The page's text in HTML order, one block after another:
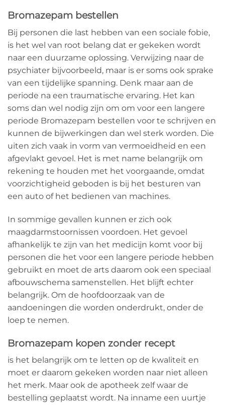
Bromazepam bestellen
Bij personen die last hebben van een sociale fobie,
is het wel van root belang dat er gekeken wordt
naar een duurzame oplossing. Verwijzing naar de
psychiater bijvoorbeeld, maar is er soms ook sprake
van een tijdelijke spanning. Denk maar aan de
periode na een traumatische ervaring. Het kan
soms dan wel nodig zijn om om voor een langere
periode Bromazepam bestellen voor te schrijven en
kunnen de bijwerkingen dan wel sterk worden. Die
uiten zich vaak in vorm van vermoeidheid en een
afgevlakt gevoel. Het is met name belangrijk om
rekening te houden met het voorgaande, omdat
voorzichtigheid geboden is bij het besturen van
een auto of het bedienen van machines.
In sommige gevallen kunnen er zich ook
maagdarmstoornissen voordoen. Het gevoel
afhankelijk te zijn van het medicijn komt voor bij
personen die het voor een langere periode hebben
gebruikt en moet de arts daarom ook een speciaal
afbouwschema samenstellen. Het blijft echter
belangrijk. Om de hoofdoorzaak van de
aandoeningen die worden onderdrukt, onder de
loep te nemen.
Bromazepam kopen zonder recept
is het belangrijk om te letten op de kwaliteit en
moet er daarom gekeken worden naar niet alleen
het merk. Maar ook de apotheek zelf waar de
bestelling geplaatst wordt. Na inname een uurtje